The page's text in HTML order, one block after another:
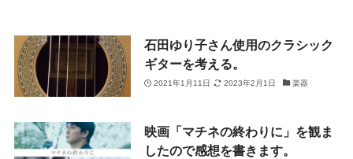
石田ゆり子さん使用のクラシック
ギターを考える。
2021年1月11日 2023年2月1日 楽器
映画「マチネの終わりに」を観ま
したので感想を書きます。